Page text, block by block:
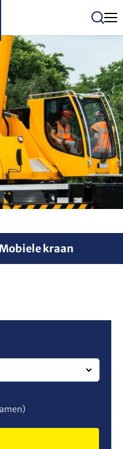
Zoeken
kraan